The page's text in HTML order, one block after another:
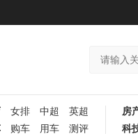
女排 中超
英超
购车 用车 测评
房
科